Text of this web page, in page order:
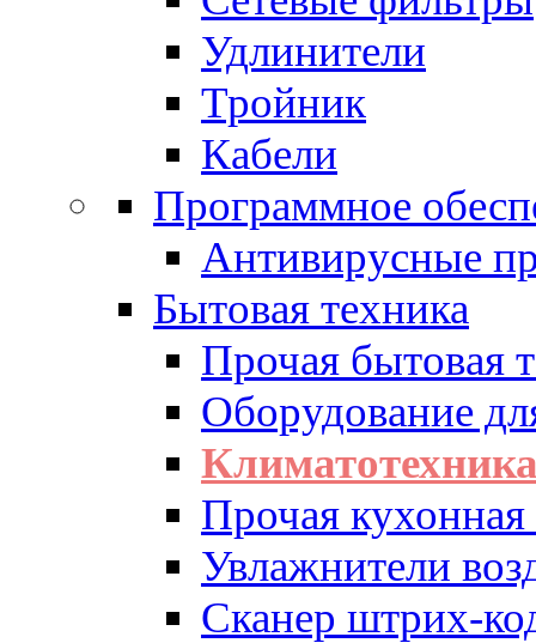
Удлинители
Тройник
Кабели
Программное
Антивирусные
Бытовая техника
Прочая бытовая
Оборудование
Прочая кухонная
Увлажнители
Сканер штрих-